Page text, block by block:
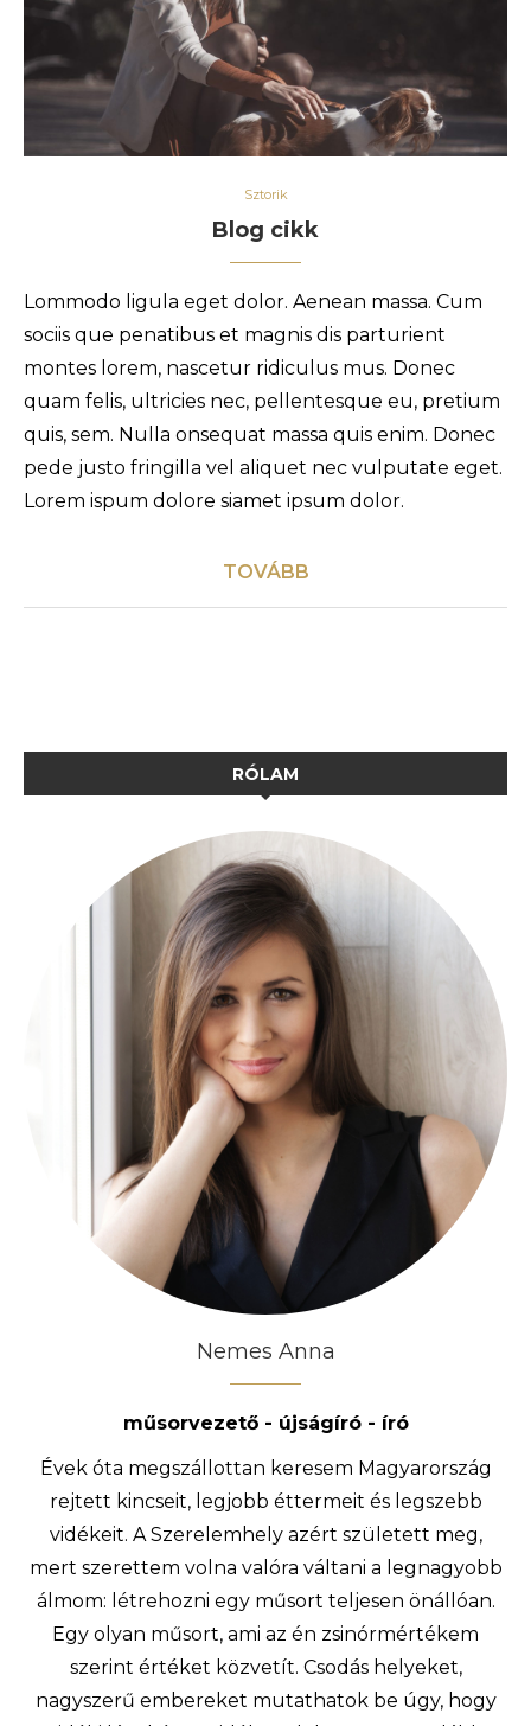
Sztorik
Blog cikk
Lommodo ligula eget dolor. Aenean massa. Cum
sociis que penatibus et magnis dis parturient
montes lorem, nascetur ridiculus mus. Donec
quam felis, ultricies nec, pellentesque eu, pretium
quis, sem. Nulla onsequat massa quis enim. Donec
pede justo fringilla vel aliquet nec vulputate eget.
Lorem ispum dolore siamet ipsum dolor.
TOVÁBB
RÓLAM
Nemes Anna
műsorvezető - újságíró - író
Évek óta megszállottan keresem Magyarország
rejtett kincseit, legjobb éttermeit és legszebb
vidékeit. A Szerelemhely azért született meg,
mert szerettem volna valóra váltani a legnagyobb
álmom: létrehozni egy műsort teljesen önállóan.
Egy olyan műsort, ami az én zsinórmértékem
szerint értéket közvetít. Csodás helyeket,
nagyszerű embereket mutathatok be úgy, hogy